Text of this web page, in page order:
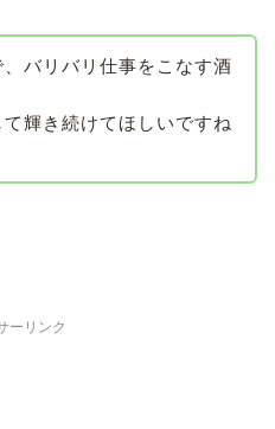
バリバリ仕事をこなす酒
輝き続けてほしいですね
ーリンク